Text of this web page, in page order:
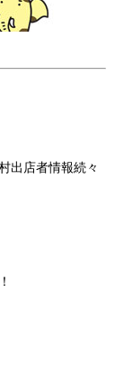
出店者情報続々